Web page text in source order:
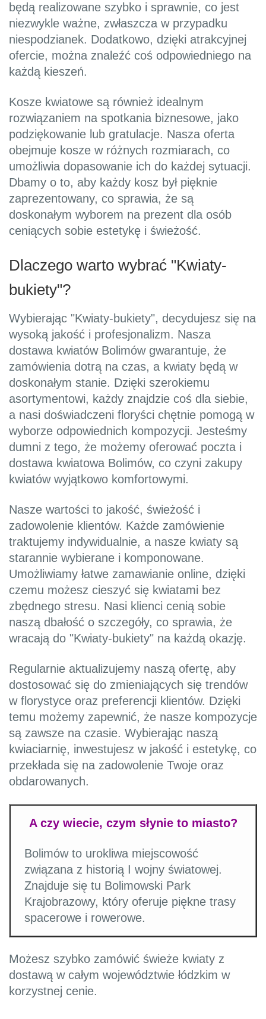
będą realizowane szybko i sprawnie, co jest
niezwykle ważne, zwłaszcza w przypadku
niespodzianek. Dodatkowo, dzięki atrakcyjnej
ofercie, można znaleźć coś odpowiedniego na
każdą kieszeń.
Kosze kwiatowe są również idealnym
rozwiązaniem na spotkania biznesowe, jako
podziękowanie lub gratulacje. Nasza oferta
obejmuje kosze w różnych rozmiarach, co
umożliwia dopasowanie ich do każdej sytuacji.
Dbamy o to, aby każdy kosz był pięknie
zaprezentowany, co sprawia, że są
doskonałym wyborem na prezent dla osób
ceniących sobie estetykę i świeżość.
Dlaczego warto wybrać "Kwiaty-
bukiety"?
Wybierając "Kwiaty-bukiety", decydujesz się na
wysoką jakość i profesjonalizm. Nasza
dostawa kwiatów Bolimów gwarantuje, że
zamówienia dotrą na czas, a kwiaty będą w
doskonałym stanie. Dzięki szerokiemu
asortymentowi, każdy znajdzie coś dla siebie,
a nasi doświadczeni floryści chętnie pomogą w
wyborze odpowiednich kompozycji. Jesteśmy
dumni z tego, że możemy oferować poczta i
dostawa kwiatowa Bolimów, co czyni zakupy
kwiatów wyjątkowo komfortowymi.
Nasze wartości to jakość, świeżość i
zadowolenie klientów. Każde zamówienie
traktujemy indywidualnie, a nasze kwiaty są
starannie wybierane i komponowane.
Umożliwiamy łatwe zamawianie online, dzięki
czemu możesz cieszyć się kwiatami bez
zbędnego stresu. Nasi klienci cenią sobie
naszą dbałość o szczegóły, co sprawia, że
wracają do "Kwiaty-bukiety" na każdą okazję.
Regularnie aktualizujemy naszą ofertę, aby
dostosować się do zmieniających się trendów
w florystyce oraz preferencji klientów. Dzięki
temu możemy zapewnić, że nasze kompozycje
są zawsze na czasie. Wybierając naszą
kwiaciarnię, inwestujesz w jakość i estetykę, co
przekłada się na zadowolenie Twoje oraz
obdarowanych.
A czy wiecie, czym słynie to miasto?
Bolimów to urokliwa miejscowość
związana z historią I wojny światowej.
Znajduje się tu Bolimowski Park
Krajobrazowy, który oferuje piękne trasy
spacerowe i rowerowe.
Możesz szybko zamówić świeże kwiaty z
dostawą w całym województwie łódzkim w
korzystnej cenie.